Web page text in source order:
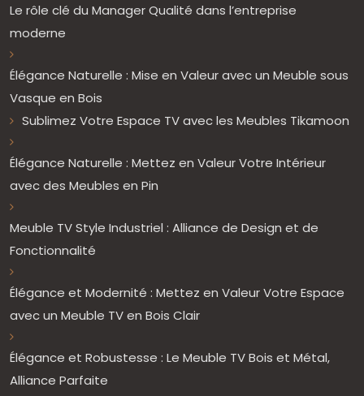
Le rôle clé du Manager Qualité dans l’entreprise
moderne
Élégance Naturelle : Mise en Valeur avec un Meuble sous
Vasque en Bois
Sublimez Votre Espace TV avec les Meubles Tikamoon
Élégance Naturelle : Mettez en Valeur Votre Intérieur
avec des Meubles en Pin
Meuble TV Style Industriel : Alliance de Design et de
Fonctionnalité
Élégance et Modernité : Mettez en Valeur Votre Espace
avec un Meuble TV en Bois Clair
Élégance et Robustesse : Le Meuble TV Bois et Métal,
Alliance Parfaite